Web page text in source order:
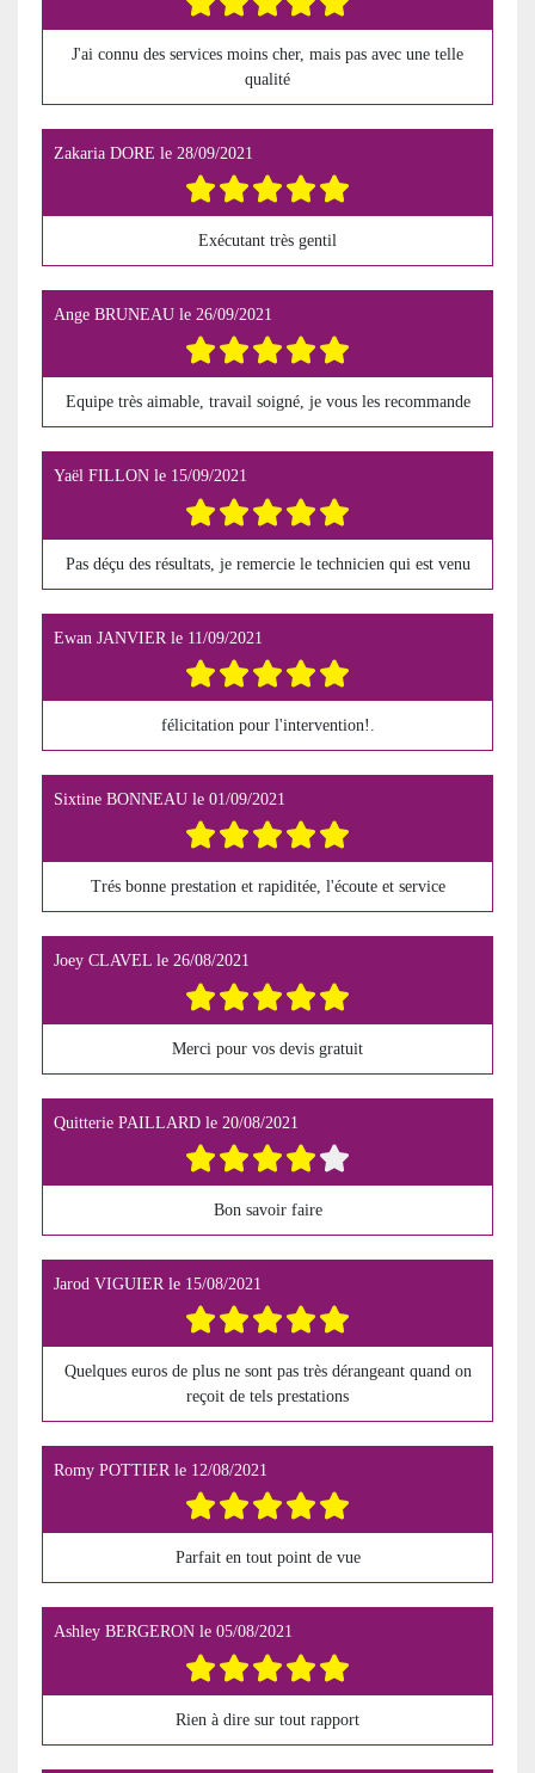
J'ai connu des services moins cher, mais pas avec une telle
qualité
Zakaria DORE le 28/09/2021
Exécutant très gentil
Ange BRUNEAU le 26/09/2021
Equipe très aimable, travail soigné, je vous les recommande
Yaël FILLON le 15/09/2021
Pas déçu des résultats, je remercie le technicien qui est venu
Ewan JANVIER le 11/09/2021
félicitation pour l'intervention!.
Sixtine BONNEAU le 01/09/2021
Trés bonne prestation et rapiditée, l'écoute et service
Joey CLAVEL le 26/08/2021
Merci pour vos devis gratuit
Quitterie PAILLARD le 20/08/2021
Bon savoir faire
Jarod VIGUIER le 15/08/2021
Quelques euros de plus ne sont pas très dérangeant quand on
reçoit de tels prestations
Romy POTTIERle 12/08/2021
Parfait en tout point de vue
Ashley BERGERON le 05/08/2021
Rien à dire sur tout rapport